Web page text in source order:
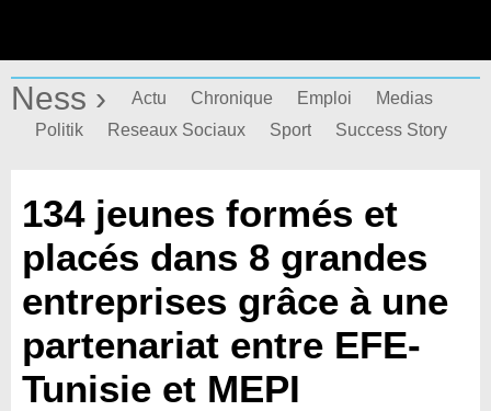
Ness › Actu Chronique Emploi
Medias
Politik
Reseaux Sociaux Sport Success Story
134 jeunes formés et
placés dans 8 grandes
entreprises grâce à une
partenariat entre EFE-
Tunisie et MEPI